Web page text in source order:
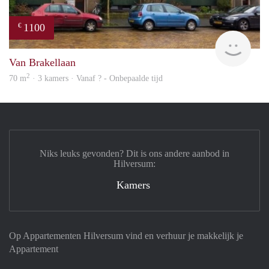
€ 1100
Van Brakellaan
70 m2 · 3 kamers · Vanaf ? - Onbepaalde tijd
Op Appartementen Hilversum vind en verhuur je makkelijk je
Appartement
Niks leuks gevonden? Dit is ons andere aanbod in
Hilversum:
Kamers